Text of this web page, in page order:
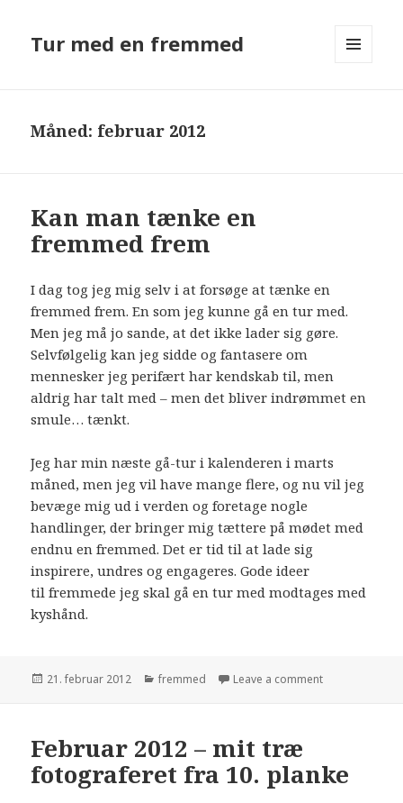
Tur med en fremmed
Måned: februar 2012
Kan man tænke en
fremmed frem
I dag tog jeg mig selv i at forsøge at tænke en
fremmed frem. En som jeg kunne gå en tur med.
Men jeg må jo sande, at det ikke lader sig gøre.
Selvfølgelig kan jeg sidde og fantasere om
mennesker jeg perifært har kendskab til, men
aldrig har talt med – men det bliver indrømmet en
smule… tænkt.
Jeg har min næste gå-tur i kalenderen i marts
måned, men jeg vil have mange flere, og nu vil jeg
bevæge mig ud i verden og foretage nogle
handlinger, der bringer mig tættere på mødet med
endnu en fremmed. Det er tid til at lade sig
inspirere, undres og engageres. Gode ideer
til fremmede jeg skal gå en tur med modtages med
kyshånd.
Udgivet
21. februar 2012 Kategorier
fremmed Leave a comment
Februar 2012 – mit træ
fotograferet fra 10. planke